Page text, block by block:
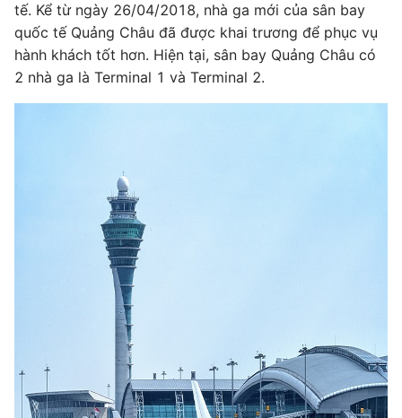
tế. Kể từ ngày 26/04/2018, nhà ga mới của sân bay
quốc tế Quảng Châu đã được khai trương để phục vụ
hành khách tốt hơn. Hiện tại, sân bay Quảng Châu có
2 nhà ga là Terminal 1 và Terminal 2.